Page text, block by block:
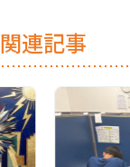
関連記事